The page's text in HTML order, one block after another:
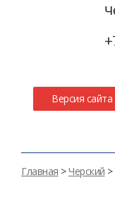
Версия
Главная >Черский